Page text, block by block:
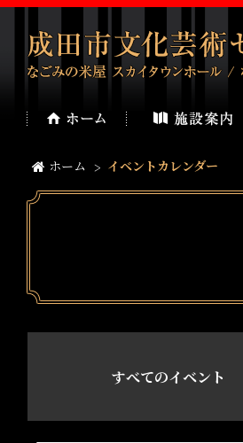
ホーム イベントカレンダー
すべてのイベント